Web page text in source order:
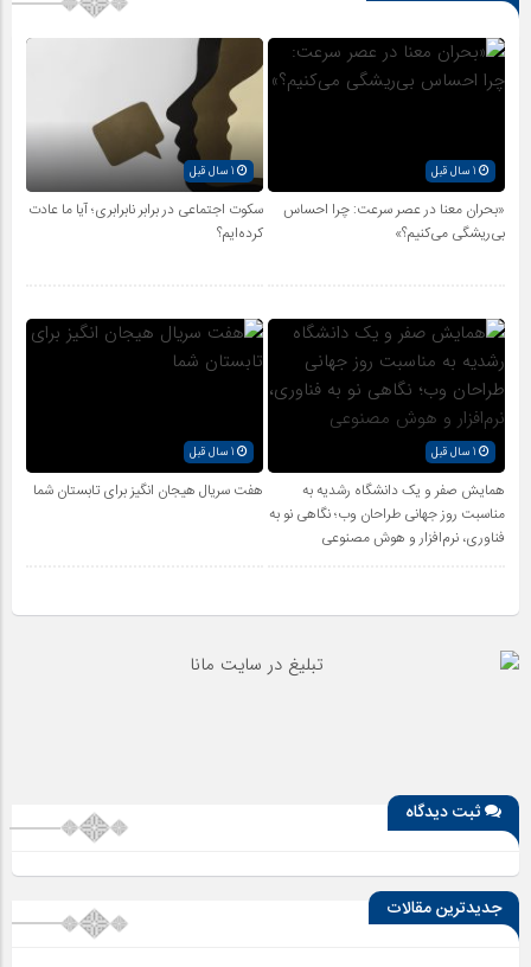
1 سال قبل
«بحران معنا در عصر سرعت: چرا احساس
بی‌ریشگی می‌کنیم؟»
سکوت اجتماعی در برابر نابرابری؛ آیا ما عادت
کرده‌ایم؟
1 سال قبل
همایش صفر و یک دانشگاه رشدیه به
مناسبت روز جهانی طراحان وب؛ نگاهی نو به
فناوری، نرم‌افزار و هوش مصنوعی
هفت سریال هیجان انگیز برای تابستان شما
ثبت دیدگاه
جدیدترین مقالات